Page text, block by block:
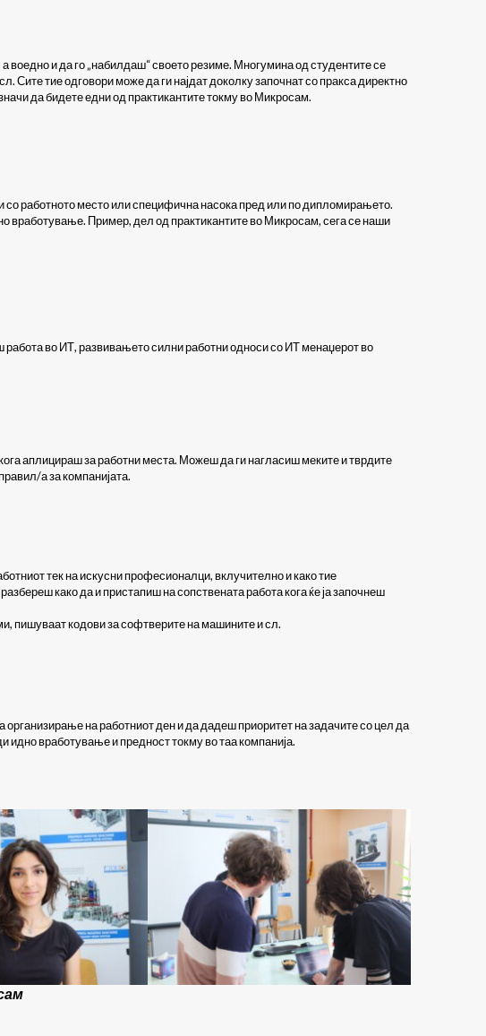
воедно и да го „набилдаш“ своето резиме. Многумина од студентите се
Сите тие одговори може да ги најдат доколку започнат со пракса директно
да бидете едни од практикантите токму во Микросам.
со работното место или специфична насока пред или по дипломирањето.
вработување. Пример, дел од практикантите во Микросам, сега се наши
работа во ИТ, развивањето силни работни односи со ИТ менаџерот во
аплицираш за работни места. Можеш да ги нагласиш меките и тврдите
а за компанијата.
тек на искусни професионалци, вклучително и како тие
како да и пристапиш на сопствената работа кога ќе ја започнеш
пишуваат кодови за софтверите на машините и сл.
на работниот ден и да дадеш приоритет на задачите со цел да
вработување и предност токму во таа компанија.